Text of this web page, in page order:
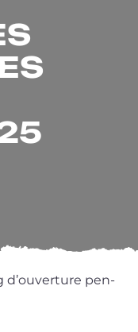
d’ou­ver­ture pen­